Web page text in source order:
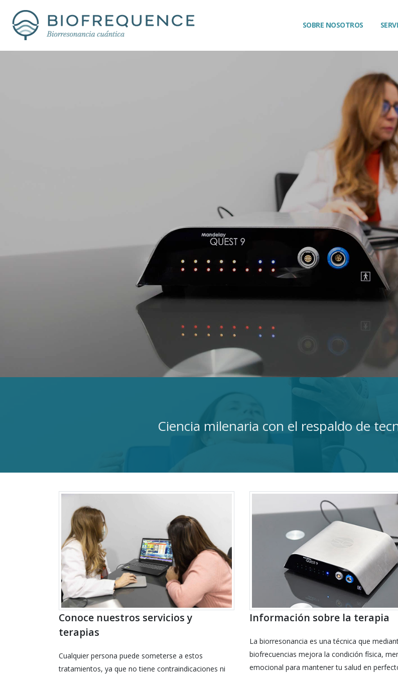
SOBRE NOSOTROS
Ciencia milenaria con el respaldo de
Conoce nuestros servicios y
terapias
Cualquier persona puede someterse a estos
tratamientos, ya que no tiene contraindicaciones ni
Información sobre la terapia
La biorresonancia es una técnica que
biofrecuencias mejora la condición física,
emocional para mantener tu salud en